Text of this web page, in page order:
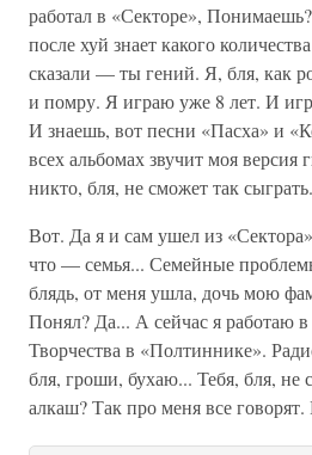
работал в «Секторе»,
после хуй знает какого
сказали — ты гений. Я, бля, как
и помру. Я играю уже 8 лет. И
И знаешь, вот песни «Пасха» и
всех альбомах звучит моя
никто, бля, не сможет так
Вот. Да я и сам ушел из
что — семья... Семейные
блядь, от меня ушла, дочь мою
Понял? Да... А сейчас я
Творчества в «Полтиннике».
бля, гроши, бухаю... Тебя, бля, не
алкаш? Так про меня все